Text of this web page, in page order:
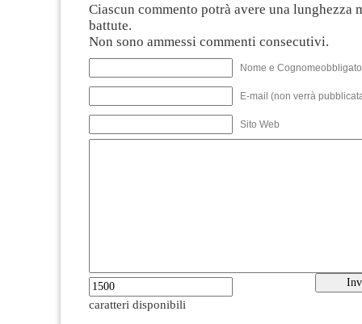
Ciascun commento potrà avere una lunghezza
battute.
Non sono ammessi commenti consecutivi.
Nome e
E-mail (non verrà
Sito Web
caratteri disponibili